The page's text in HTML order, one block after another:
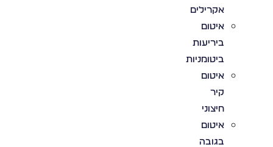
אקרילים
איטום
ביריעות
ביטומניות
איטום
קיר
חיצוני
איטום
בגובה